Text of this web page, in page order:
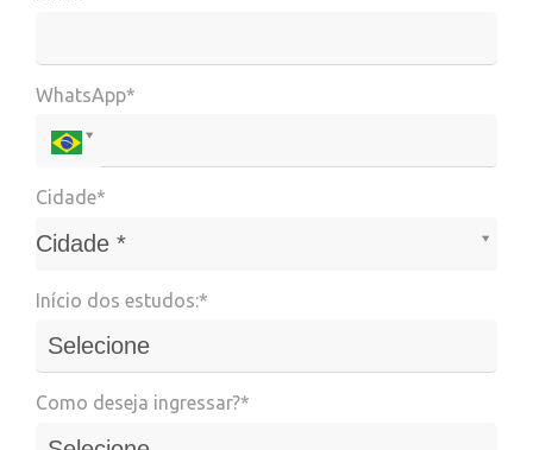
WhatsApp*
Cidade*
Cidade *
Cidade*
Início dos estudos:*
Como deseja ingressar?*